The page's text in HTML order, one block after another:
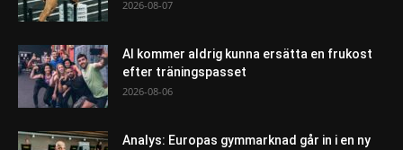
2026-08-07
AI kommer aldrig kunna ersätta en frukost
efter träningspasset
2026-08-06
Analys: Europas gymmarknad går in i en ny